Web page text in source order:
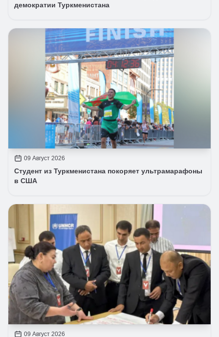
демократии Туркменистана
09 Август 2026
Студент из Туркменистана покоряет ультрамарафоны
в США
09 Август 2026